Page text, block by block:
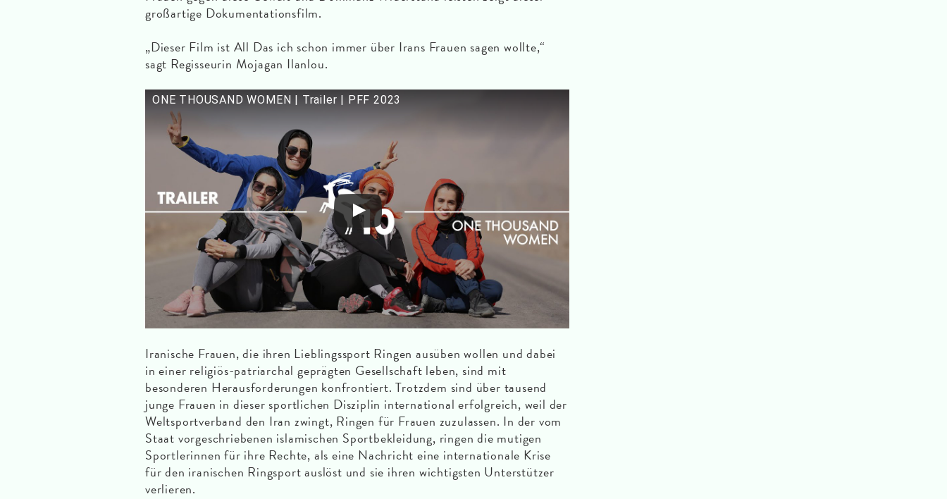
großartige Dokumentationsfilm.
„Dieser Film ist All Das ich schon immer über Irans Frauen sagen wollte,“
sagt Regisseurin Mojagan Ilanlou.
ONE THOUSAND WOMEN | Trailer | PFF 2023
Iranische Frauen, die ihren Lieblingssport Ringen ausüben wollen und dabei
in einer religiös-patriarchal geprägten Gesellschaft leben, sind mit
besonderen Herausforderungen konfrontiert. Trotzdem sind über tausend
junge Frauen in dieser sportlichen Disziplin international erfolgreich, weil der
Weltsportverband den Iran zwingt, Ringen für Frauen zuzulassen. In der vom
Staat vorgeschriebenen islamischen Sportbekleidung, ringen die mutigen
Sportlerinnen für ihre Rechte, als eine Nachricht eine internationale Krise
für den iranischen Ringsport auslöst und sie ihren wichtigsten Unterstützer
verlieren.